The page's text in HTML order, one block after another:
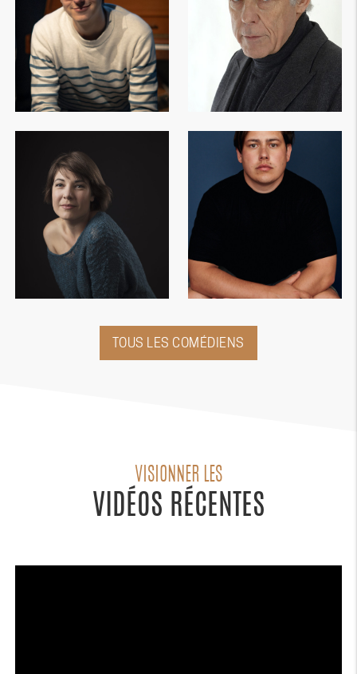
TOUS LES COMÉDIENS
VISIONNER LES
VIDÉOS RÉCENTES